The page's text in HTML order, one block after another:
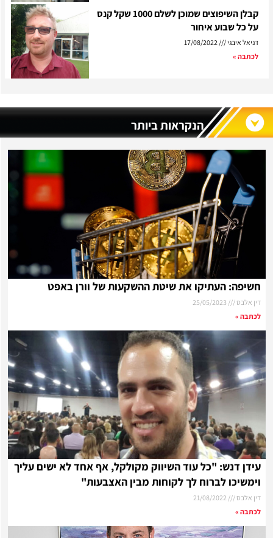
קבלן השיפוצים שמוכן לשלם 1000 שקל קנס
על כל שבוע איחור
דניאל איבגי
17/08/2022
לכתבה »
הנקראות ביותר
חשיפה: העתיקו את שיטת ההשקעות של וורן באפט
דין אלבס
לכתבה »
עידן דנש: "כל עוד השיווק מקולקל, אף אחד לא ישים עליך
וימשיכו לברוח לך לקוחות מבין האצבעות"
דין אלבס
לכתבה »